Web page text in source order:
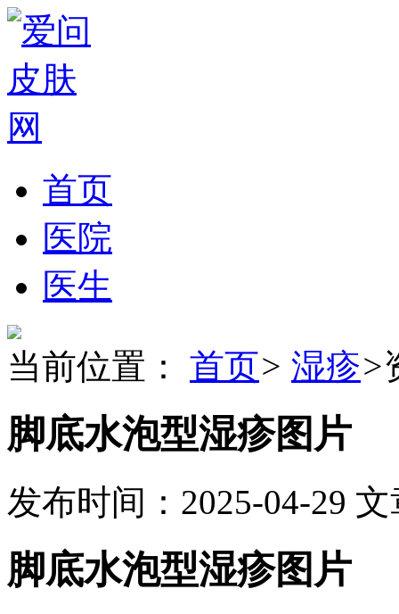
首页
医院
医生
当前位置： 首页> 湿疹>
脚底水泡型湿疹图片
发布时间：2025-04-29 文
脚底水泡型湿疹图片